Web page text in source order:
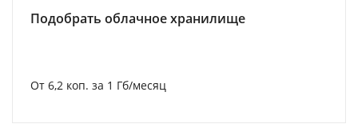
Подобрать облачное хранилище
От 6,2 коп. за 1 Гб/месяц